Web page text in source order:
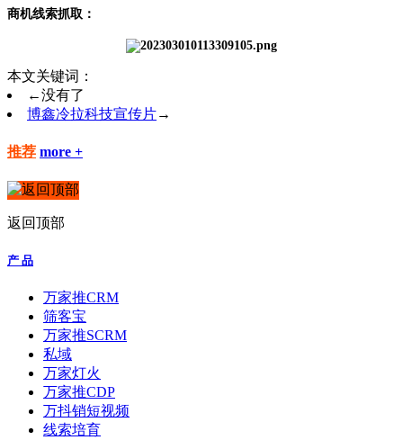
商机线索抓取：
本文关键词：
←没有了
博鑫冷拉科技宣传片→
推荐 more +
返回顶部
产 品
万家推CRM
筛客宝
万家推SCRM
私域
万家灯火
万家推CDP
万抖销短视频
线索培育